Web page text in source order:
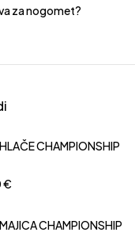
za nogomet?
CHAMPIONSHIP
€
CHAMPIONSHIP